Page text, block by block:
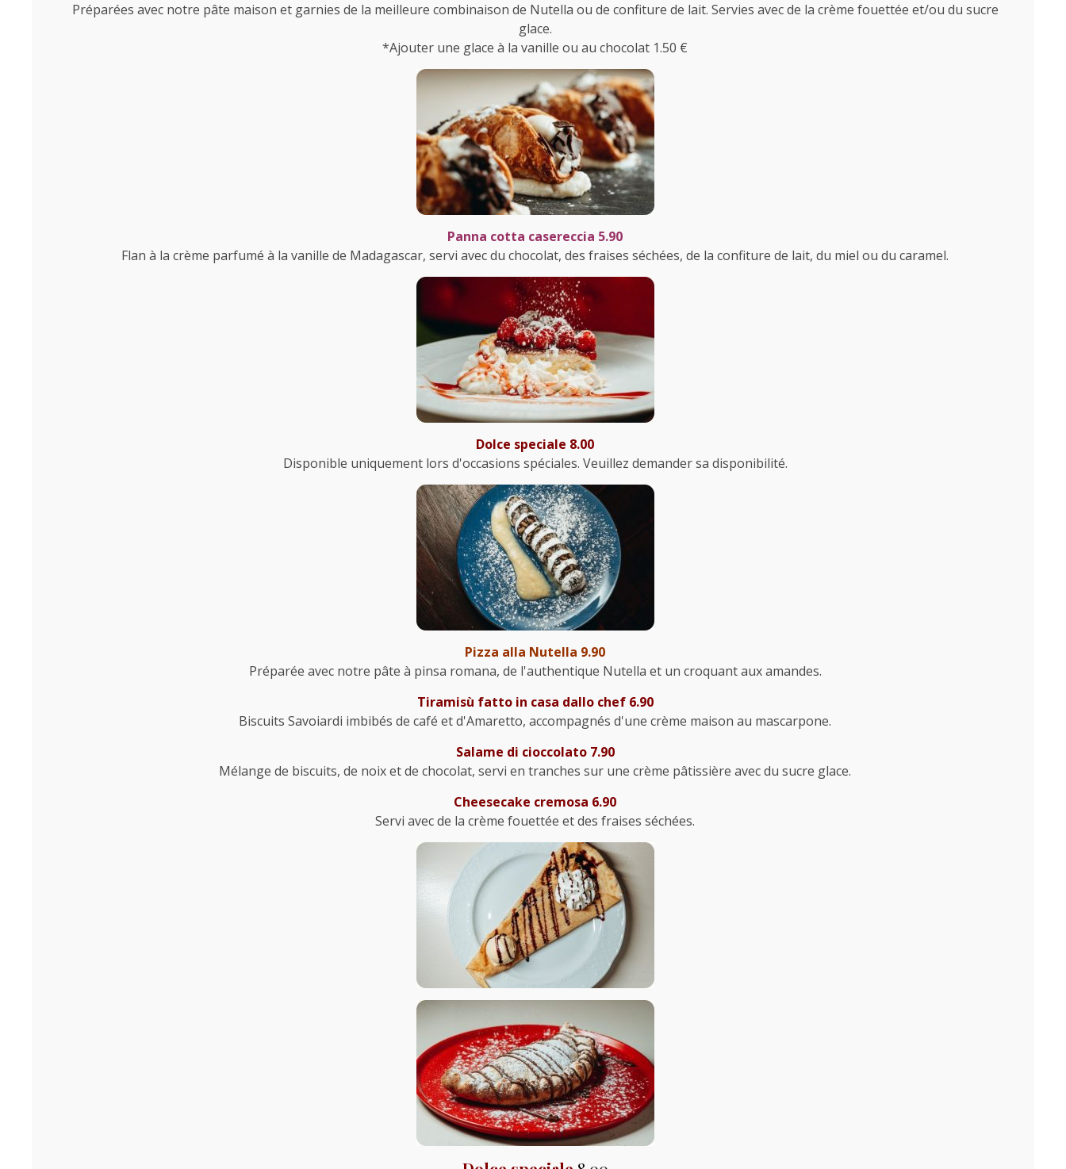
Préparées avec notre pâte maison et garnies de la meilleure combinaison de Nutella ou de confiture de lait. Servies avec de la crème fouettée et/ou du sucre
glace.
*Ajouter une glace à la vanille ou au chocolat 1.50 €
Panna cotta casereccia 5.90
Flan à la crème parfumé à la vanille de Madagascar, servi avec du chocolat, des fraises séchées, de la confiture de lait, du miel ou du caramel.
Dolce speciale 8.00
Disponible uniquement lors d'occasions spéciales. Veuillez demander sa disponibilité.
Pizza alla Nutella 9.90
Préparée avec notre pâte à pinsa romana, de l'authentique Nutella et un croquant aux amandes.
Tiramisù fatto in casa dallo chef 6.90
Biscuits Savoiardi imbibés de café et d'Amaretto, accompagnés d'une crème maison au mascarpone.
Salame di cioccolato 7.90
Mélange de biscuits, de noix et de chocolat, servi en tranches sur une crème pâtissière avec du sucre glace.
Cheesecake cremosa 6.90
Servi avec de la crème fouettée et des fraises séchées.